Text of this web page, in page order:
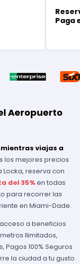
Paga
Aeropuerto
viajas a
los mejores precios
reserva con
del 35%en todas
para recorrer las
en Miami-Dade.
a beneficios
Ilimitados,
Pagos 100% Seguros
la ciudad a tu gusto